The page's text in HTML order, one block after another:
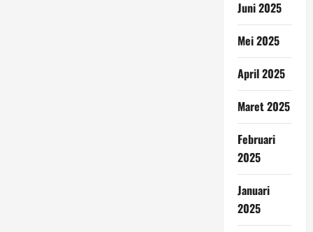
Juni 2025
Mei 2025
April 2025
Maret 2025
Februari
2025
Januari
2025